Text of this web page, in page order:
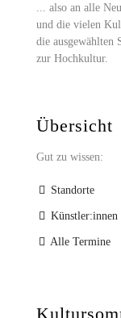
... also an alle
und die vielen
die ausgewählten
zur Hochkultur.
Übersicht
Gut zu wissen:
Standorte
Künstler:innen
Alle Termine